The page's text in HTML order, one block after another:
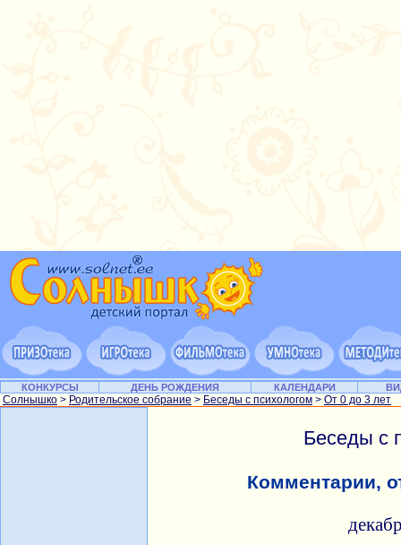
КОНКУРСЫ ДЕНЬ РОЖДЕНИЯ КАЛЕНДАРИ
Солнышко > Родительское собрание > Беседы с психологом > От 0 до 3 лет
Беседы с
Комментарии,